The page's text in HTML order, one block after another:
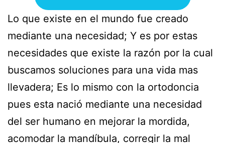
Lo que existe en el mundo fue creado
mediante una necesidad; Y es por estas
necesidades que existe la razón por la cual
buscamos soluciones para una vida mas
llevadera; Es lo mismo con la ortodoncia
pues esta nació mediante una necesidad
del ser humano en mejorar la mordida,
acomodar la mandíbula, corregir la mal